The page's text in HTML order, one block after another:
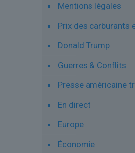
Mentions légales
Prix des carburants
Donald Trump
Guerres & Conflits
Presse américaine
En direct
Europe
Économie